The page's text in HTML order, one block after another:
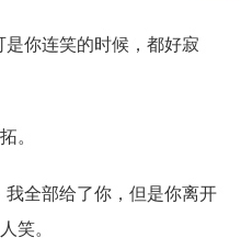
你连笑的时候，都好寂
。
全部给了你，但是你离开
笑。